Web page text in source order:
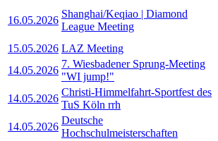
16.05.2026
Shanghai/Keqiao | Diamond
League Meeting
15.05.2026 LAZ Meeting
14.05.2026
7. Wiesbadener Sprung-Meeting
"WI jump!"
14.05.2026
Christi-Himmelfahrt-Sportfest des
TuS Köln rrh
14.05.2026
Deutsche
Hochschulmeisterschaften